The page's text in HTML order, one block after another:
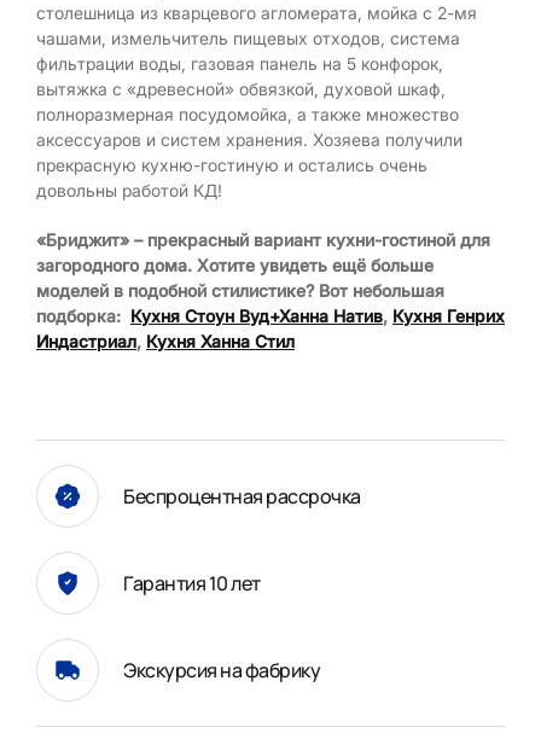
столешница из кварцевого агломерата, мойка с 2-мя
чашами, измельчитель пищевых отходов, система
фильтрации воды, газовая панель на 5 конфорок,
вытяжка с «древесной» обвязкой, духовой шкаф,
полноразмерная посудомойка, а также множество
аксессуаров и систем хранения. Хозяева получили
прекрасную кухню-гостиную и остались очень
довольны работой КД!
«Бриджит» – прекрасный вариант кухни-гостиной для
загородного дома. Хотите увидеть ещё больше
моделей в подобной стилистике? Вот небольшая
подборка: Кухня Стоун Вуд+Ханна Натив, Кухня Генрих
Индастриал, Кухня Ханна Стил
Беспроцентная рассрочка
Гарантия 10 лет
Экскурсия на фабрику